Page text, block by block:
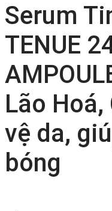
Serum
TENUE
Lão
vệ da,
bóng